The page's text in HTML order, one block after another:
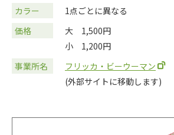
カラー
1点ごとに異なる
価格
大
1,500円
小
1,200円
事業所名
フリッカ・ビーウーマン
(外部サイトに移動します)